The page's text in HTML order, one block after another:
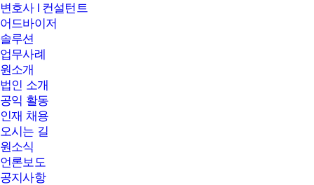
변호사 l 컨설턴트
어드바이저
솔루션
업무사례
원소개
법인 소개
공익 활동
인재 채용
오시는 길
원소식
언론보도
공지사항